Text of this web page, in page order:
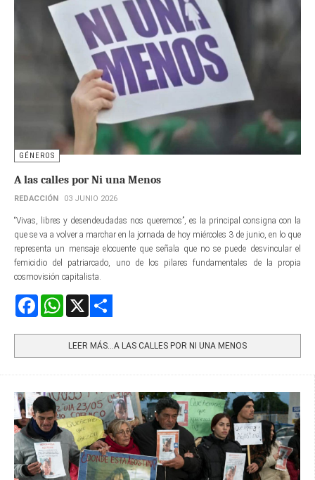
GÉNEROS
A las calles por Ni una Menos
REDACCIÓN 03 JUNIO 2026
“Vivas, libres y desendeudadas nos queremos”, es la principal consigna con la
que se va a volver a marchar en la jornada de hoy miércoles 3 de junio, en lo que
representa un mensaje elocuente que señala que no se puede desvincular el
femicidio del patriarcado, uno de los pilares fundamentales de la propia
cosmovisión capitalista.
FacebookWhatsApp
LEER MÁS…A LAS CALLES POR NI UNA MENOS